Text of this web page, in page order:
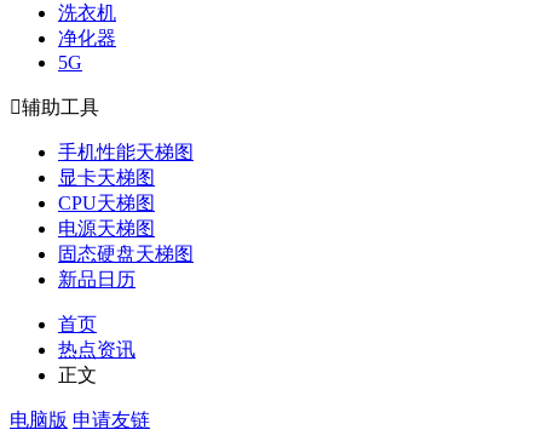
洗衣机
净化器
5G
辅助工具
手机性能天梯图
显卡天梯图
CPU天梯图
电源天梯图
固态硬盘天梯图
新品日历
首页
热点资讯
正文
电脑版 申请友链